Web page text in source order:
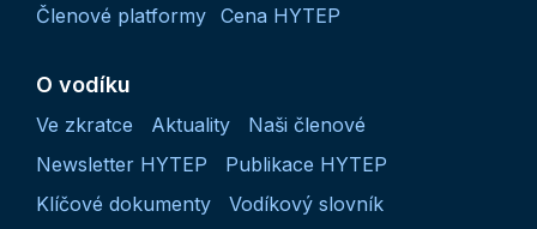
Členové platformy Cena HYTEP
O vodíku
Ve zkratce Aktuality
Naši členové
Newsletter HYTEP
Publikace HYTEP
Klíčové dokumenty
Vodíkový slovník